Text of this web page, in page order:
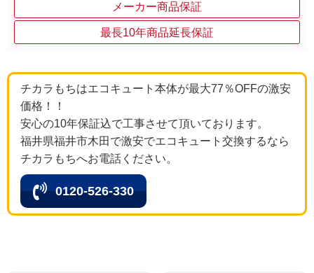
メーカー商品保証
最長10年商品延長保証
チカラもちはエコキュート本体が最大77％OFFの激安
価格！！
安心の10年保証込で工事させて頂いております。
福井県福井市木田で激安でエコキュート交換するなら
チカラもちへお電話ください。
0120-526-330